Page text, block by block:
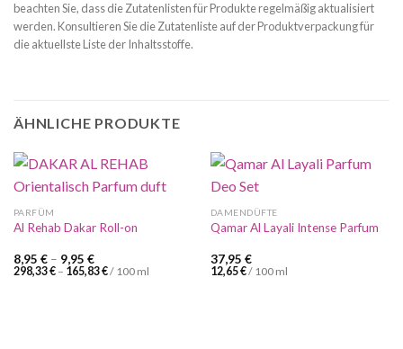
beachten Sie, dass die Zutatenlisten für Produkte regelmäßig aktualisiert
werden. Konsultieren Sie die Zutatenliste auf der Produktverpackung für
die aktuellste Liste der Inhaltsstoffe.
ÄHNLICHE PRODUKTE
PARFÜM
Al Rehab Dakar Roll-on
8,95 €– 9,95 €
298,33€– 165,83€/ 100 ml
DAMENDÜFTE
Qamar Al Layali Intense Parfum
37,95 €
12,65€/ 100 ml